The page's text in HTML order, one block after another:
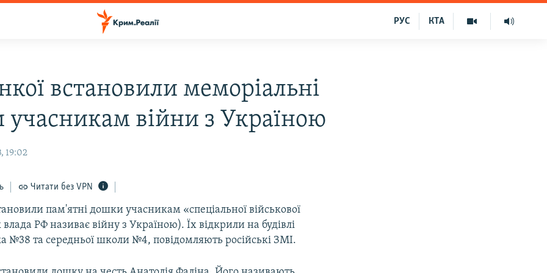
КТА
РУС
встановили меморіальні
війни з Україною
19:02
Читати без VPN
пам'ятні дошки учасникам «спеціальної військової
влада РФ називає війну з Україною). Їх відкрили на будівлі
№38 та середньої школи №4, повідомляють російські ЗМІ.